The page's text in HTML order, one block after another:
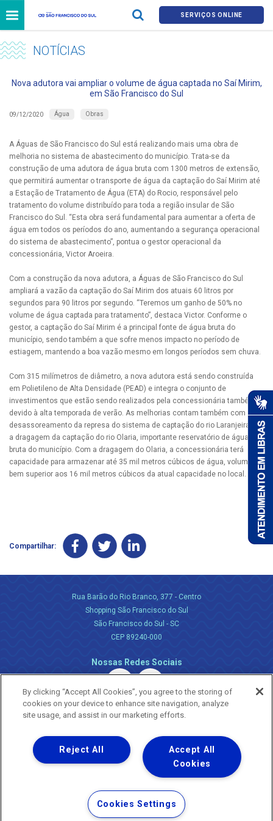
SERVIÇOS ONLINE
NOTÍCIAS
Nova adutora vai ampliar o volume de água captada no Saí Mirim,
em São Francisco do Sul
09/12/2020 Água Obras
A Águas de São Francisco do Sul está realizando mais uma obra de
melhoria no sistema de abastecimento do município. Trata-se da
construção de uma adutora de água bruta com 1300 metros de extensão,
que permitirá aumentar o transporte de água da captação do Saí Mirim até
a Estação de Tratamento de Água (ETA) do Rocio, responsável pelo
tratamento do volume distribuído para toda a região insular de São
Francisco do Sul. “Esta obra será fundamental para aumentar a oferta de
água em todos os períodos do ano, aumentando a segurança operacional
do sistema de abastecimento”, pontua o gestor operacional da
concessionária, Victor Aroeira.
Com a construção da nova adutora, a Águas de São Francisco do Sul
ampliará a vazão da captação do Saí Mirim dos atuais 60 litros por
segundos para 90 litros por segundo. “Teremos um ganho de 50% no
volume de água captada para tratamento”, destaca Victor. Conforme o
gestor, a captação do Saí Mirim é a principal fonte de água bruta do
município, sendo também a que sofre menos impacto no período de
estiagem, mantendo a boa vazão mesmo em longos períodos sem chuva.
Com 315 milímetros de diâmetro, a nova adutora está sendo construída
em Polietileno de Alta Densidade (PEAD) e integra o conjunto de
investimentos que estão sendo realizados pela concessionária também
devido à alta temporada de verão. As melhorias contam também com o
desassoreamento da represa do sistema de captação do rio Laranjeiras e
a dragagem da captação do rio Olaria, importante reservatório de água
bruta do município. Com a dragagem do Olaria, a concessionária terá
capacidade para armazenar até 35 mil metros cúbicos de água, volume
bem superior aos 16 mil metros cúbicos da atual capacidade no local.
Compartilhar:
Rua Barão do Rio Branco, 377 - Centro
Shopping São Francisco do Sul
São Francisco do Sul - SC
CEP 89240-000
Nossas Redes Sociais
Uma empresa
Copyright ® 2026 - Todos os Direitos Reservados.
Nossa natureza movimenta a vida
Termos Gerais de Uso de Sites e Aplicativos
Política de Privacidade e Proteção de Dados
By clicking “Accept All Cookies”, you agree to the storing of
cookies on your device to enhance site navigation, analyze
site usage, and assist in our marketing efforts.
Accept All
Cookies
Reject All
Cookies Settings